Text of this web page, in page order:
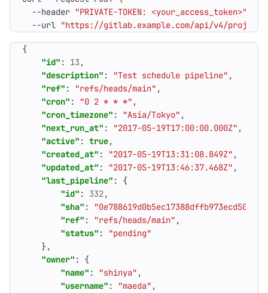
  --header
"PRIVATE-TOKEN: <your_access_token>"
  --url
"https://gitlab.example.com/api/v4/
{
"id" : 13 ,
"description" : "Test schedule pipeline" ,
"ref" : "refs/heads/main" ,
"cron" : "0 2 * * *" ,
"cron_timezone" : "Asia/Tokyo" ,
"next_run_at" : "2017-05-19T17:00:00.000Z" ,
"active" : true,
"created_at" : "2017-05-19T13:31:08.849Z" ,
"updated_at" : "2017-05-19T13:46:37.468Z" ,
"last_pipeline" :
{
"id" : 332,
"sha" :
"ref" : "refs/heads/main" ,
"status" :
"pending"
},
"owner" :
{
"name" : "shinya" ,
"username" : "maeda" ,